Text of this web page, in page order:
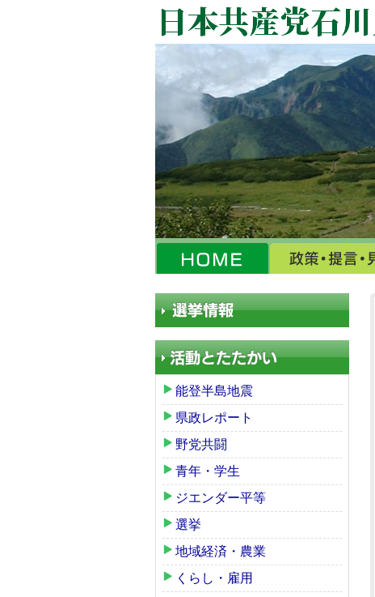
能登半島地震
県政レポート
野党共闘
青年・学生
ジエンダー平等
選挙
地域経済・農業
くらし・雇用